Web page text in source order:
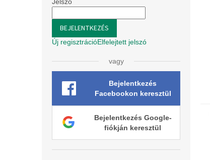
BEJELENTKEZÉS
Új regisztrációElfelejtett jelszó
vagy
Bejelentkezés
Facebookon keresztül
Bejelentkezés Google-
fiókján keresztül